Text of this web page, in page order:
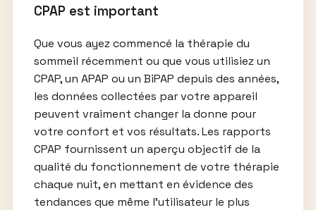
CPAP est important
Que vous ayez commencé la thérapie du
sommeil récemment ou que vous utilisiez un
CPAP, un APAP ou un BiPAP depuis des années,
les données collectées par votre appareil
peuvent vraiment changer la donne pour
votre confort et vos résultats. Les rapports
CPAP fournissent un aperçu objectif de la
qualité du fonctionnement de votre thérapie
chaque nuit, en mettant en évidence des
tendances que même l’utilisateur le plus